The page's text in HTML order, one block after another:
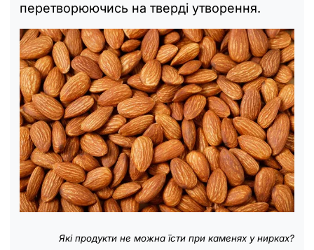
перетворюючись на тверді утворення.
Які продукти не можна їсти при каменях у нирках?